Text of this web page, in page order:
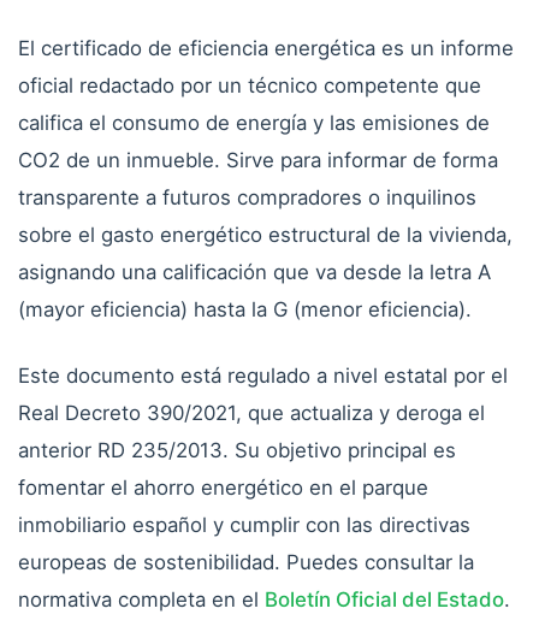
El certificado de eficiencia energética es un informe
oficial redactado por un técnico competente que
califica el consumo de energía y las emisiones de
CO2 de un inmueble. Sirve para informar de forma
transparente a futuros compradores o inquilinos
sobre el gasto energético estructural de la vivienda,
asignando una calificación que va desde la letra A
(mayor eficiencia) hasta la G (menor eficiencia).
Este documento está regulado a nivel estatal por el
Real Decreto 390/2021, que actualiza y deroga el
anterior RD 235/2013. Su objetivo principal es
fomentar el ahorro energético en el parque
inmobiliario español y cumplir con las directivas
europeas de sostenibilidad. Puedes consultar la
normativa completa en el Boletín Oficial del Estado.